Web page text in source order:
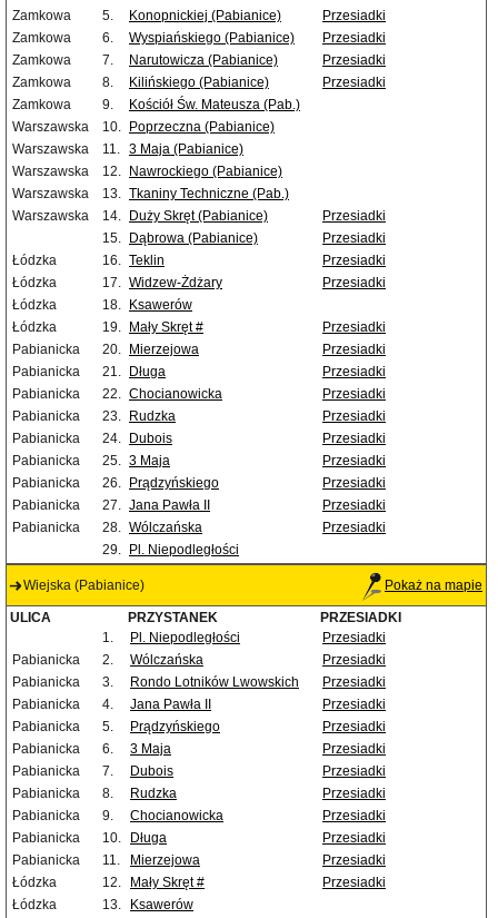
Zamkowa
5. Konopnickiej (Pabianice)
Przesiadki
Zamkowa
6. Wyspiańskiego (Pabianice)
Przesiadki
Zamkowa
7. Narutowicza (Pabianice)
Przesiadki
Zamkowa
8. Kilińskiego (Pabianice)
Przesiadki
Zamkowa
9.
Kościół Św. Mateusza (Pab.)
Warszawska
10.
Poprzeczna (Pabianice)
Warszawska
11. 3 Maja (Pabianice)
Warszawska
12.
Nawrockiego (Pabianice)
Warszawska
13. Tkaniny Techniczne (Pab.)
Warszawska
14. Duży Skręt (Pabianice)
Przesiadki
15.
Dąbrowa (Pabianice)
Przesiadki
Łódzka
16. Teklin
Przesiadki
Łódzka
17. Widzew-Żdżary
Przesiadki
Łódzka
18.
Ksawerów
Łódzka
19. Mały Skręt #
Przesiadki
Pabianicka
20. Mierzejowa
Przesiadki
Pabianicka
21. Długa
Przesiadki
Pabianicka
22. Chocianowicka
Przesiadki
Pabianicka
23. Rudzka
Przesiadki
Pabianicka
24. Dubois
Przesiadki
Pabianicka
25. 3 Maja
Przesiadki
Pabianicka
26. Prądzyńskiego
Przesiadki
Pabianicka
27. Jana Pawła II
Przesiadki
Pabianicka
28. Wólczańska
Przesiadki
29.
Pl. Niepodległości
Wiejska (Pabianice) Pokaż na mapie
ULICA PRZYSTANEK
PRZESIADKI
1.
Pl. Niepodległości
Przesiadki
Pabianicka
2. Wólczańska
Przesiadki
Pabianicka
3. Rondo Lotników Lwowskich
Przesiadki
Pabianicka
4. Jana Pawła II
Przesiadki
Pabianicka
5. Prądzyńskiego
Przesiadki
Pabianicka
6. 3 Maja
Przesiadki
Pabianicka
7. Dubois
Przesiadki
Pabianicka
8. Rudzka
Przesiadki
Pabianicka
9. Chocianowicka
Przesiadki
Pabianicka
10. Długa
Przesiadki
Pabianicka
11. Mierzejowa
Przesiadki
Łódzka
12. Mały Skręt #
Przesiadki
Łódzka
13.
Ksawerów